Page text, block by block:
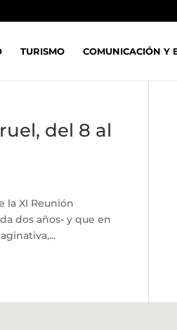
TURISMO COMUNICACIÓN Y
del 8 al
la XI Reunión
dos años- y que en